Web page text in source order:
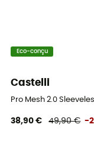
Eco-conçu
Castelli
Pro Mesh 2.0
38,90 € 49,90 € -